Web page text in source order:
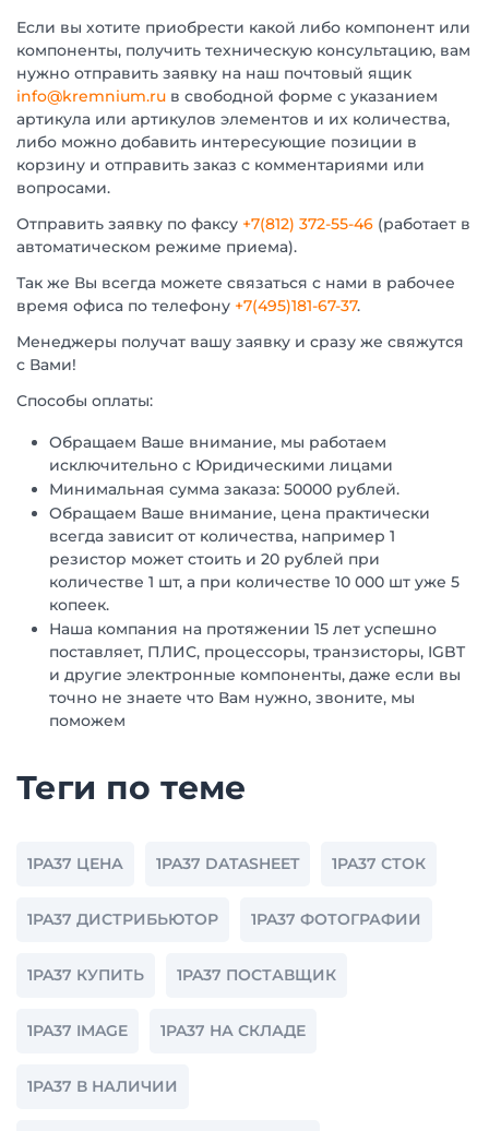
Если вы хотите приобрести какой либо компонент или
компоненты, получить техническую консультацию, вам
нужно отправить заявку на наш почтовый ящик
info@kremnium.ru в свободной форме с указанием
артикула или артикулов элементов и их количества,
либо можно добавить интересующие позиции в
корзину и отправить заказ с комментариями или
вопросами.
Отправить заявку по факсу +7(812) 372-55-46 (работает в
автоматическом режиме приема).
Так же Вы всегда можете связаться с нами в рабочее
время офиса по телефону +7(495)181-67-37.
Менеджеры получат вашу заявку и сразу же свяжутся
с Вами!
Способы оплаты:
Обращаем Ваше внимание, мы работаем
исключительно с Юридическими лицами
Минимальная сумма заказа: 50000 рублей.
Обращаем Ваше внимание, цена практически
всегда зависит от количества, например 1
резистор может стоить и 20 рублей при
количестве 1 шт, а при количестве 10 000 шт уже 5
копеек.
Наша компания на протяжении 15 лет успешно
поставляет, ПЛИС, процессоры, транзисторы, IGBT
и другие электронные компоненты, даже если вы
точно не знаете что Вам нужно, звоните, мы
поможем
Теги по теме
1PA37 ЦЕНА 1PA37 DATASHEET 1PA37 СТОК
1PA37 ДИСТРИБЬЮТОР 1PA37 ФОТОГРАФИИ
1PA37 КУПИТЬ 1PA37 ПОСТАВЩИК
1PA37 IMAGE 1PA37 НА СКЛАДЕ
1PA37 В НАЛИЧИИ